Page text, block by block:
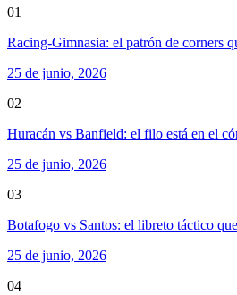
01
Racing-Gimnasia: el patrón de corners
25 de junio, 2026
02
Huracán vs Banfield: el filo está en el
25 de junio, 2026
03
Botafogo vs Santos: el libreto táctico
25 de junio, 2026
04